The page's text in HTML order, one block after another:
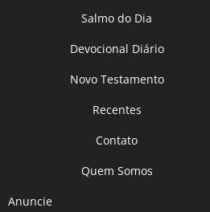
Salmo do Dia
Devocional Diário
Novo Testamento
Recentes
Contato
Quem Somos
Anuncie